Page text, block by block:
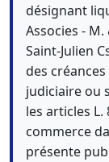
désignant
Associes -
Saint-Julien
des
judiciaire ou
les articles L.
commerce
présente